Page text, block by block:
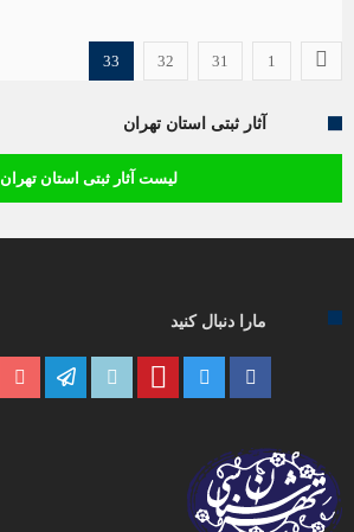
1
31
32
33
آثار ثبتی استان تهران
لیست آثار ثبتی استان تهران
مارا دنبال کنید